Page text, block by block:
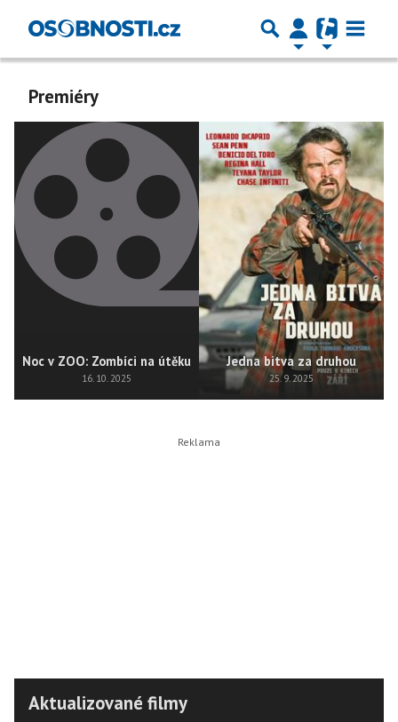
Premiéry
Noc v ZOO: Zombíci na útěku
16. 10. 2025
Jedna bitva za druhou
25. 9. 2025
Aktualizované filmy